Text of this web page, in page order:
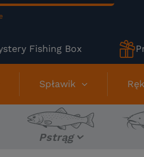
Fishing Box
Spławik
Pstrąg